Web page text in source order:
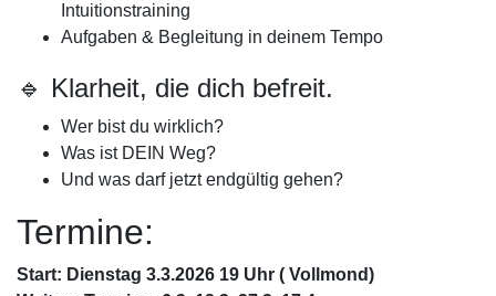
Intuitionstraining
Aufgaben & Begleitung in deinem Tempo
🔹 Klarheit, die dich befreit.
Wer bist du wirklich?
Was ist DEIN Weg?
Und was darf jetzt endgültig gehen?
Termine:
Start: Dienstag 3.3.2026 19 Uhr ( Vollmond)